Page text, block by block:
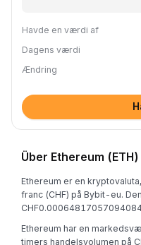
Havde en værdi af
Dagens værdi
Ændring
Über Ethereum (ETH)
Ethereum er en
franc (CHF) på Bybit-eu.
Ethereum har en
timers handelsvolumen på